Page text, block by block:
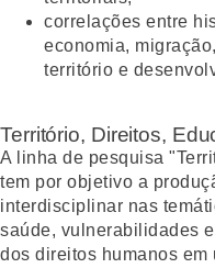
correlações entre
economia,
território e
Território, Direitos,
A linha de pesquisa
tem por objetivo a
interdisciplinar nas
saúde, vulnerabilidades
dos direitos humanos